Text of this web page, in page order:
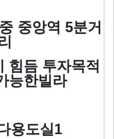
중앙역 5분거
힘듬 투자목적
능한빌라
용도실1